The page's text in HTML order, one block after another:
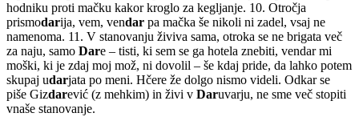
hodniku proti mačku kakor kroglo za kegljanje. 10. Otročja
prismodarija, vem, vendar pa mačka še nikoli ni zadel, vsaj ne
namenoma. 11. V stanovanju živiva sama, otroka se ne brigata več
za naju, samo Dare – tisti, ki sem se ga hotela znebiti, vendar mi
moški, ki je zdaj moj mož, ni dovolil – še kdaj pride, da lahko potem
skupaj udarjata po meni. Hčere že dolgo nismo videli. Odkar se
piše Gizdarević (z mehkim) in živi v Daruvarju, ne sme več stopiti
vnaše stanovanje.